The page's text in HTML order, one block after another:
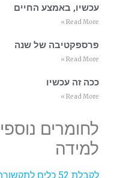
עכשיו, באמצע החיים
Read More »
פרספקטיבה של שנה
Read More »
ככה זה עכשיו
Read More »
לחומרים
למידה
לקבלת 52 כלים